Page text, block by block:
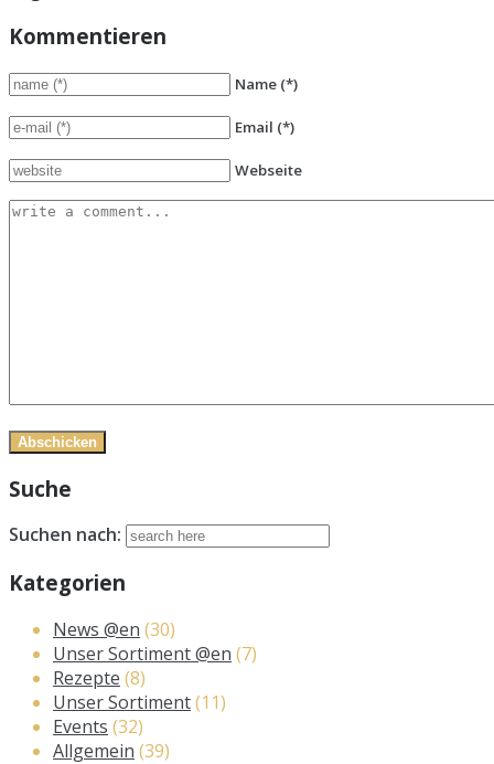
Kommentieren
Name (*)
Email (*)
Webseite
Suche
Suchen nach:
Kategorien
News @en (30)
Unser Sortiment @en (7)
Rezepte (8)
Unser Sortiment(11)
Events (32)
Allgemein (39)